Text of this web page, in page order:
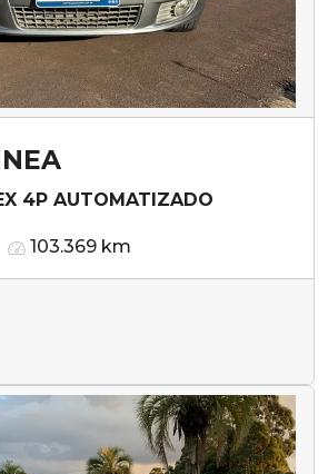
4P AUTOMATIZADO
103.369 km